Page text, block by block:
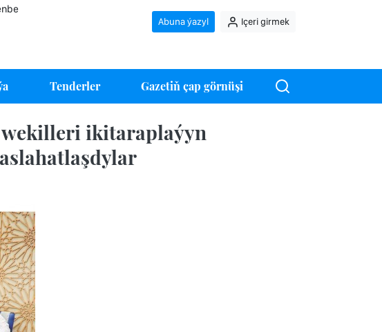
Abuna ýazyl Içeri girmek
Tenderler Gazetiň çap görnüşi
ikitaraplaýyn